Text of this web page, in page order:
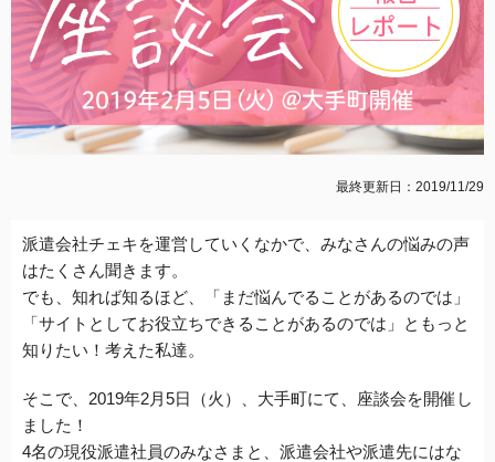
最終更新日：2019/11/29
派遣会社チェキを運営していくなかで、みなさんの悩みの声
はたくさん聞きます。
でも、知れば知るほど、「まだ悩んでることがあるのでは」
「サイトとしてお役立ちできることがあるのでは」ともっと
知りたい！考えた私達。
そこで、2019年2月5日（火）、大手町にて、座談会を開催し
ました！
4名の現役派遣社員のみなさまと、派遣会社や派遣先にはな